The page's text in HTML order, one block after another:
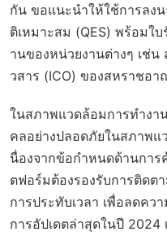
กัน ขอแนะนำให้ใช้การลง
ติเหมาะสม (QES) พร้อมใ
านของหน่วยงานต่างๆ เช่
วสาร (ICO) ของสหราชอา
ในสภาพแวดล้อมการทำง
คลอย่างปลอดภัยในสภาพแ
นื่องจากข้อกำหนดด้านการ
ตฟอร์มต้องรองรับการติดต
การประทับเวลา เพื่อลดคว
การอัปเดตล่าสุดในปี 2024